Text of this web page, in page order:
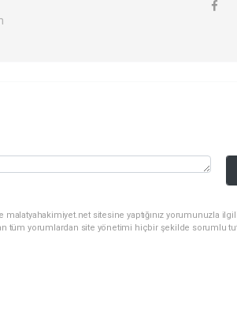
sitesine yaptığınız yorumunuzla
tüm yorumlardan site yönetimi hiçbir şekilde sorumlu